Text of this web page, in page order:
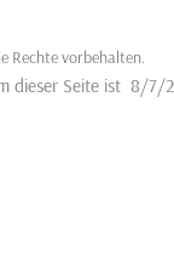
Rechte vorbehalten.
dieser Seite ist 8/7/